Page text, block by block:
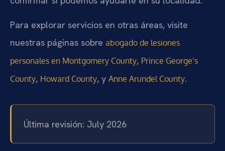
Para explorar servicios en otras áreas, visite
nuestras páginas sobre abogado de lesiones
personales en Montgomery County, Prince George’s
County, Howard County, y Anne Arundel County.
Última revisión: July 2026